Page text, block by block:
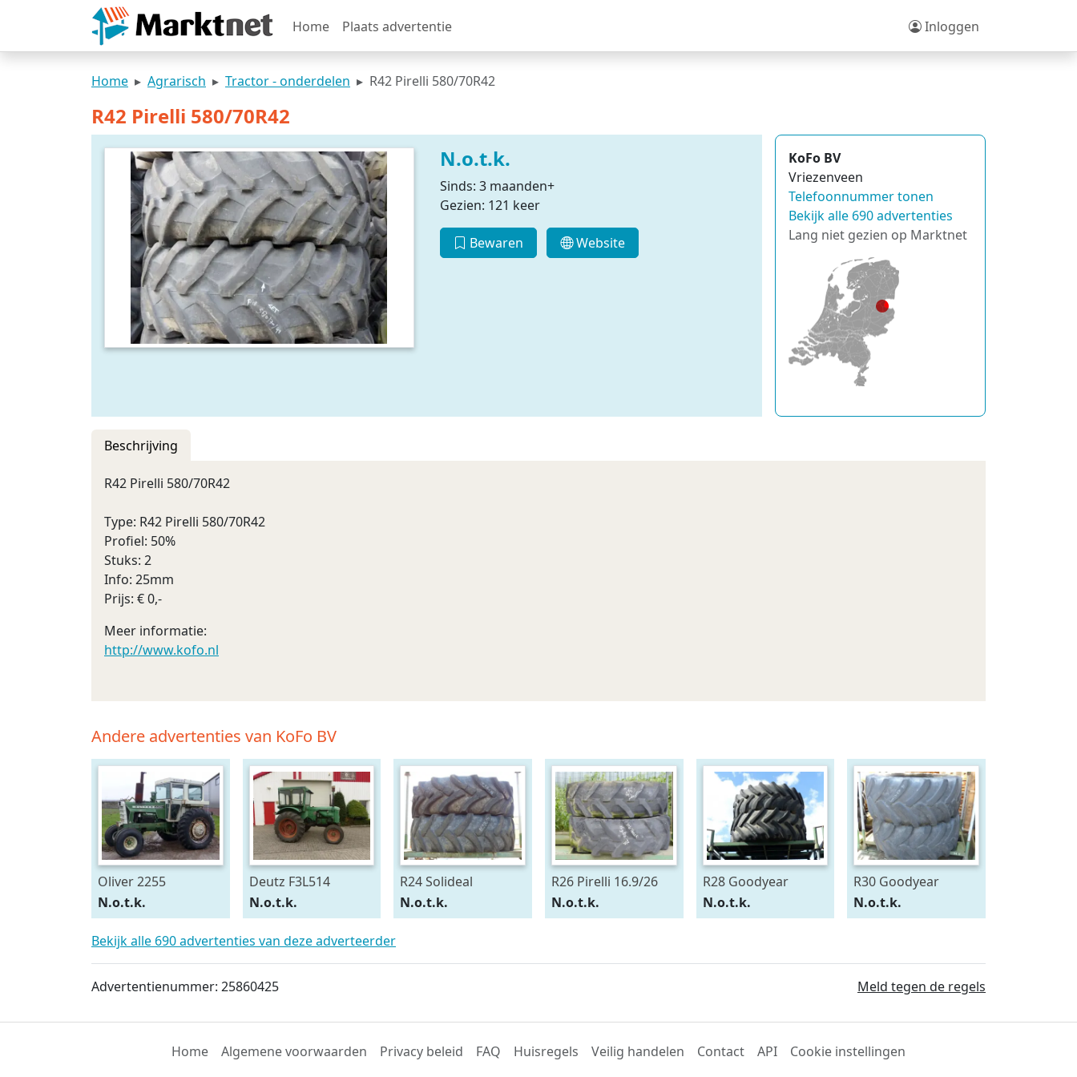
Home Plaats advertentie Inloggen
Home Agrarisch Tractor - onderdelen R42 Pirelli 580/70R42
R42 Pirelli 580/70R42
N.o.t.k.
Sinds: 3 maanden+
Gezien: 121 keer
Bewaren Website
KoFo BV
Vriezenveen
Telefoonnummer tonen
Bekijk alle 690 advertenties
Lang niet gezien op Marktnet
Beschrijving
R42 Pirelli 580/70R42
Type: R42 Pirelli 580/70R42
Profiel: 50%
Stuks: 2
Info: 25mm
Prijs: € 0,-
Meer informatie:
http://www.kofo.nl
Andere advertenties van KoFo BV
Oliver 2255
N.o.t.k.
Deutz F3L514
N.o.t.k.
R24 Solideal
15.5/80R24
N.o.t.k.
R26 Pirelli 16.9/26
N.o.t.k.
R28 Goodyear
540/75R28
N.o.t.k.
R30 Goodyear
600/70R30
N.o.t.k.
Bekijk alle 690 advertenties van deze adverteerder
Advertentienummer: 25860425 Meld tegen de regels
Home Algemene voorwaarden Privacy beleid FAQ Huisregels Veilig handelen Contact API Cookie instellingen